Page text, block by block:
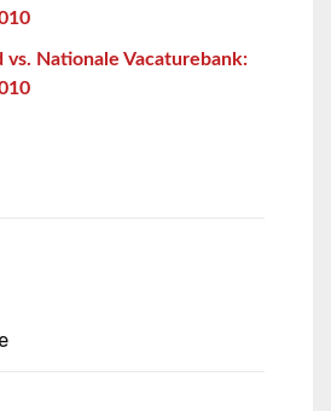
vs. Nationale Vacaturebank: